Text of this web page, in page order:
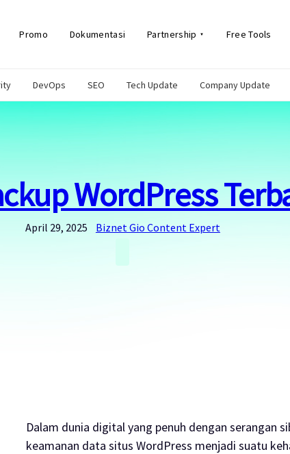
DevOps SEO Tech Update Company Update
Promo Dokumentasi Partnership Free Tools
WordPress
April 29, 2025 Biznet Gio Content Expert
Dalam dunia digital yang penuh dengan serangan
keamanan data situs WordPress menjadi suatu